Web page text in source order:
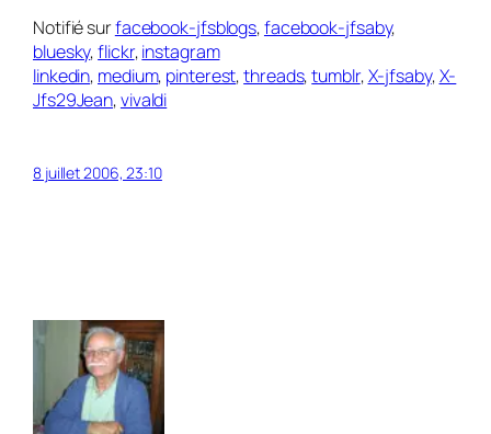
Notifié surfacebook-jfsblogs,facebook-jfsaby,
bluesky,flickr,instagram
linkedin, medium, pinterest,threads,tumblr,X-jfsaby,X-
Jfs29Jean,vivaldi
8 juillet 2006, 23:10